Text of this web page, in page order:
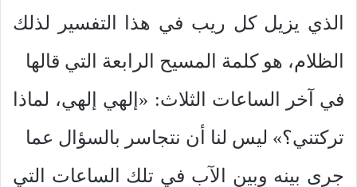
الذي يزيل كل ريب في هذا التفسير لذلك
الظلام، هو كلمة المسيح الرابعة التي قالها
في آخر الساعات الثلاث: «إلهي إلهي، لماذا
تركتني؟» ليس لنا أن نتجاسر بالسؤال عما
جرى بينه وبين الآب في تلك الساعات التي